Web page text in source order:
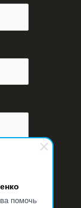
помочь